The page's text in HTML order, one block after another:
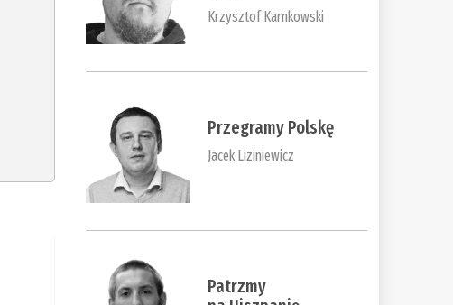
Krzysztof Karnkowski
Przegramy Polskę
Jacek Liziniewicz
Patrzmy